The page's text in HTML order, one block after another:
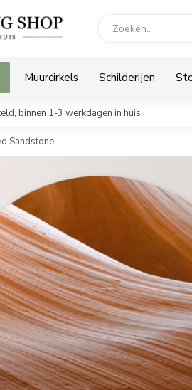
Muurcirkels Schilderijen
binnen 1-3 werkdagen in huis
Sandstone